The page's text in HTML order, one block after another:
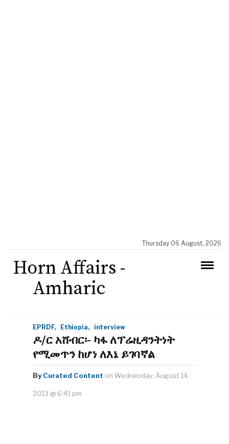
Thursday 06 August, 2026
Horn Affairs -
Amharic
EPRDF, Ethiopia, interview
ዶ/ር አሸብር፡- ካፋ ለፕሬዚዳንትነት
የሚመጥን ከሆነ ለእኔ ይገባኛል
By Curated Content on Wednesday, August 14,
2013 @ 6:41 pm